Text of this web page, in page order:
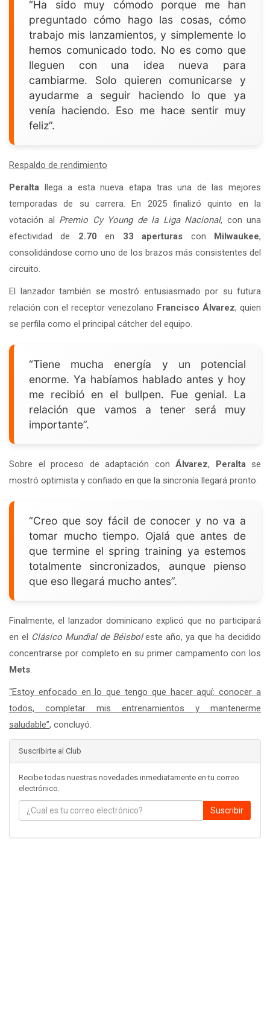
“Ha sido muy cómodo porque me han
preguntado cómo hago las cosas, cómo
trabajo mis lanzamientos, y simplemente lo
hemos comunicado todo. No es como que
lleguen con una idea nueva para
cambiarme. Solo quieren comunicarse y
ayudarme a seguir haciendo lo que ya
venía haciendo. Eso me hace sentir muy
feliz”.
Respaldo de rendimiento
Peralta llega a esta nueva etapa tras una de las mejores
temporadas de su carrera. En 2025 finalizó quinto en la
votación al Premio Cy Young de la Liga Nacional, con una
efectividad de 2.70 en 33 aperturas con Milwaukee,
consolidándose como uno de los brazos más consistentes del
circuito.
El lanzador también se mostró entusiasmado por su futura
relación con el receptor venezolano Francisco Álvarez, quien
se perfila como el principal cátcher del equipo.
“Tiene mucha energía y un potencial
enorme. Ya habíamos hablado antes y hoy
me recibió en el bullpen. Fue genial. La
relación que vamos a tener será muy
importante”.
Sobre el proceso de adaptación con Álvarez, Peraltase
mostró optimista y confiado en que la sincronía llegará pronto.
“Creo que soy fácil de conocer y no va a
tomar mucho tiempo. Ojalá que antes de
que termine el spring training ya estemos
totalmente sincronizados, aunque pienso
que eso llegará mucho antes”.
Finalmente, el lanzador dominicano explicó que no participará
en el
Clásico Mundial de Béisboleste año, ya que ha decidido
concentrarse por completo en su primer campamento con los
Mets.
“Estoy enfocado en lo que tengo que hacer aquí: conocer a
todos, completar mis entrenamientos y mantenerme
saludable”, concluyó.
Suscribirte al Club
Recibe todas nuestras novedades inmediatamente en tu correo
electrónico.
Suscribir